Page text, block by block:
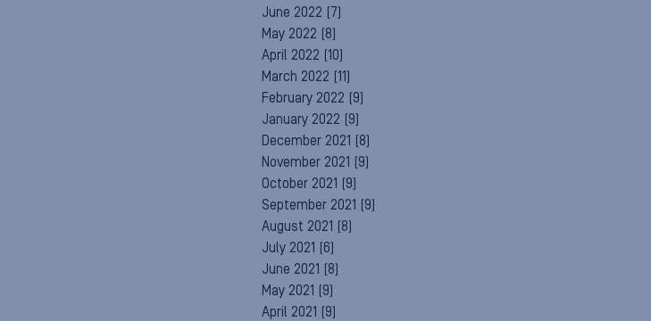
June 2022 (7)
May 2022 (8)
April 2022 (10)
March 2022 (11)
February 2022 (9)
January 2022 (9)
December 2021 (8)
November 2021 (9)
October 2021 (9)
September 2021 (9)
August 2021 (8)
July 2021 (6)
June 2021 (8)
May 2021 (9)
April 2021 (9)